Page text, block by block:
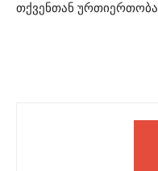
თქვენთან ურთიერთობა